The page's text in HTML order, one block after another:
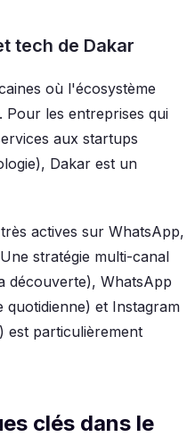
tech de Dakar
où l'écosystème
Pour les entreprises qui
aux startups
Dakar est un
actives sur WhatsApp,
stratégie multi-canal
découverte), WhatsApp
et Instagram
est particulièrement
clés dans le